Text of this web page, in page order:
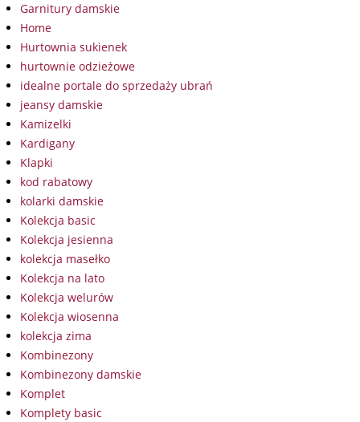
Garnitury damskie
Home
Hurtownia sukienek
hurtownie odzieżowe
idealne portale do sprzedaży ubrań
jeansy damskie
Kamizelki
Kardigany
Klapki
kod rabatowy
kolarki damskie
Kolekcja basic
Kolekcja jesienna
kolekcja masełko
Kolekcja na lato
Kolekcja welurów
Kolekcja wiosenna
kolekcja zima
Kombinezony
Kombinezony damskie
Komplet
Komplety basic